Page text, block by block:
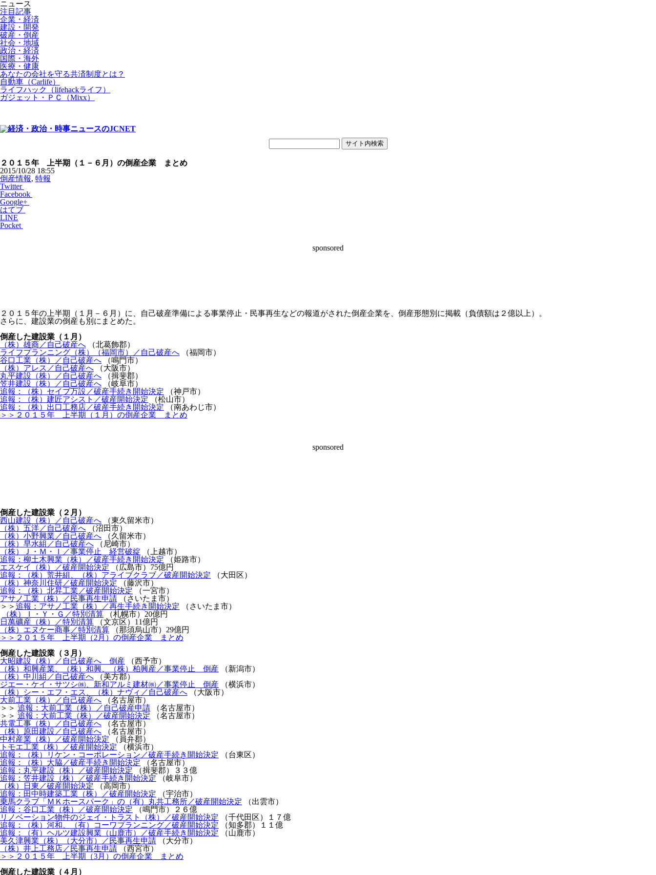
ニュース
注目記事
企業・経済
建設・開発
破産・倒産
社会・地域
政治・経済
国際・海外
医療・健康
あなたの会社を守る共済制度とは？
自動車（Carlife）
ライフハック（lifehackライフ）
ガジェット・ＰＣ（Mixx）
２０１５年 上半期（１－６月）の倒産企業 まとめ
2015/10/28 18:55
倒産情報, 特報
Twitter
Facebook
Google+
はてブ
LINE
Pocket
sponsored
２０１５年の上半期（１月－６月）に、自己破産準備による事業停止・民事再生などの報道がされた倒産企業を、倒産形態別に掲載（負債額は２億以上）。
さらに、建設業の倒産も別にまとめた。
倒産した建設業（１月）
（株）雄商／自己破産へ （北葛飾郡）
ライフプランニング（株）（福岡市）／自己破産へ （福岡市）
谷口工業（株）／自己破産へ （鳴門市）
（株）アレス／自己破産へ （大阪市）
丸平建設（株）／自己破産へ （揖斐郡）
笠井建設（株）／自己破産へ （岐阜市）
追報：（株）セイブ万設／破産手続き開始決定 （神戸市）
追報：（株）建匠アシスト／破産開始決定 （松山市）
追報：（株）出口工務店／破産手続き開始決定 （南あわじ市）
＞＞２０１５年 上半期（１月）の倒産企業 まとめ
sponsored
倒産した建設業（２月）
西山建設（株）／自己破産へ （東久留米市）
（株）五洋／自己破産へ （沼田市）
（株）小野興業／自己破産へ （久留米市）
（株）早水組／自己破産へ （尼崎市）
（株）Ｊ・Ｍ・Ｉ／事業停止 経営破綻 （上越市）
追報：柳土木興業（株）／破産手続き開始決定 （姫路市）
エスケイ（株）／破産開始決定 （広島市）75億円
追報：（株）荒井組、（株）アライブクラブ／破産開始決定 （大田区）
（株）神奈川住研／破産開始決定 （藤沢市）
追報：（株）北昇工業／破産開始決定 （一宮市）
アサノ工業（株）／民事再生申請 （さいたま市）
＞＞ 追報：アサノ工業（株）／再生手続き開始決定 （さいたま市）
（株）Ｉ・Ｙ・Ｇ／特別清算 （札幌市）20億円
日萬礦産（株）／特別清算 （文京区）11億円
（株）エヌケー商事／特別清算 （那須烏山市）29億円
＞＞２０１５年 上半期（2月）の倒産企業 まとめ
倒産した建設業（３月）
大昭建設（株）／自己破産へ 倒産 （西予市）
（株）和興産業、（株）和興、（株）柏興産／事業停止 倒産 （新潟市）
（株）中川組／自己破産へ （美方郡）
ジエー・ケイ・サツシ㈱、新和アルミ建材㈱／事業停止 倒産 （横浜市）
（株）シー・エフ・エス、（株）ナヴィ／自己破産へ （大阪市）
大前工業（株）／自己破産へ （名古屋市）
＞＞ 追報：大前工業（株）／自己破産申請 （名古屋市）
＞＞ 追報：大前工業（株）／破産開始決定 （名古屋市）
共電工事（株）／自己破産へ （名古屋市）
（株）原田建設／自己破産へ （名古屋市）
中村産業（株）／破産開始決定 （員弁郡）
トモエ工業（株）／破産開始決定 （横浜市）
追報：（株）リケン・コーポレーション／破産手続き開始決定 （台東区）
追報：（株）大脇／破産手続き開始決定 （名古屋市）
追報：丸平建設（株）／破産開始決定 （揖斐郡）３３億
追報：笠井建設（株）／破産手続き開始決定 （岐阜市）
（株）日東／破産開始決定 （高岡市）
追報：田中時建築工業（株）／破産開始決定 （宇治市）
乗馬クラブ「ＭＫホースパーク」の（有）丸共工務所／破産開始決定 （出雲市）
追報：谷口工業（株）／破産開始決定 （鳴門市）２６億
リノベーション物件のジェイ・トラスト（株）／破産開始決定 （千代田区）１７億
追報：（株）河和、（有）コーワプランニング／破産開始決定 （知多郡）１１億
追報：（有）ヘルツ建設興業（山鹿市）／破産手続き開始決定 （山鹿市）
美久津興業（株）（大分市）／民事再生申請 （大分市）
（株）井上工務店／民事再生申請 （西宮市）
＞＞２０１５年 上半期（3月）の倒産企業 まとめ
倒産した建設業（４月）